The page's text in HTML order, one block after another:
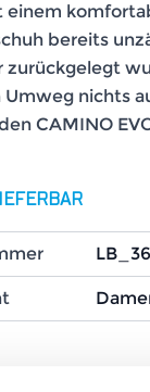
einem
bereits
zurückgelegt
nichts
CAMINO